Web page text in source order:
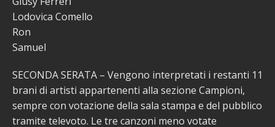
Lodovica Comello
Ron
Samuel
SECONDA SERATA – Vengono interpretati i restanti 11
brani di artisti appartenenti alla sezione Campioni,
sempre con votazione della sala stampa e del pubblico
tramite televoto. Le tre canzoni meno votate